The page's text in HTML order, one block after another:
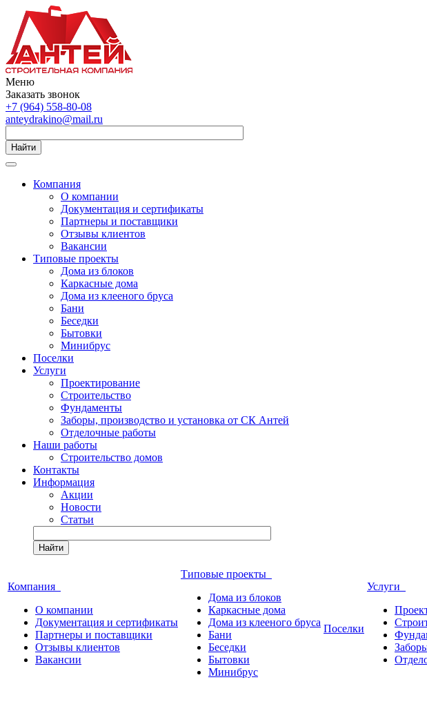
Меню
Заказать звонок
+7 (964) 558-80-08
anteydrakino@mail.ru
Найти
Компания
О компании
Документация и сертификаты
Партнеры и поставщики
Отзывы клиентов
Вакансии
Типовые проекты
Дома из блоков
Каркасные дома
Дома из клееного бруса
Бани
Беседки
Бытовки
Минибрус
Поселки
Услуги
Проектирование
Строительство
Фундаменты
Заборы, производство и установка от СК Антей
Отделочные работы
Наши работы
Строительство домов
Контакты
Информация
Акции
Новости
Статьи
Найти
Компания
О компании
Документация и сертификаты
Партнеры и поставщики
Отзывы клиентов
Вакансии
Типовые проекты
Дома из блоков
Каркасные дома
Дома из клееного бруса
Бани
Беседки
Бытовки
Минибрус
Поселки
Услуги